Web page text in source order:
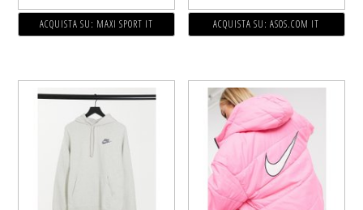
ACQUISTA SU: MAXI SPORT IT ACQUISTA SU: ASOS.COM IT